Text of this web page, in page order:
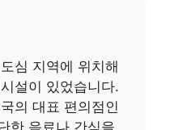
심 지역에 위치해
설이 있었습니다.
의 대표 편의점인